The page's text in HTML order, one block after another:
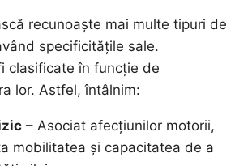
recunoaște mai multe tipuri de
specificitățile sale.
clasificate în funcție de
lor. Astfel, întâlnim:
– Asociat afecțiunilor motorii,
mobilitatea și capacitatea de a